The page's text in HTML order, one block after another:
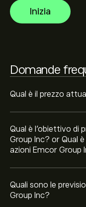
Inizia
Domande
Qual è il prezzo
Qual è l'obiettivo di
Group Inc? or Qual
azioni Emcor Group
Quali sono le
Group Inc?
crescita prevista.
futuri movimenti dei
Sulla base delle
forte.